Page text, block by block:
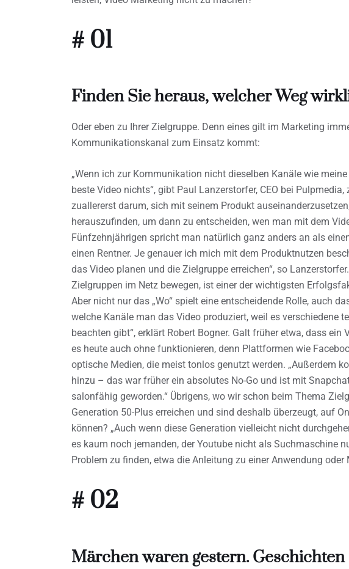
# 01
Finden Sie heraus, welcher Weg
Oder eben zu Ihrer Zielgruppe. Denn eines gilt im Marketing
Kommunikationskanal zum Einsatz kommt:
„Wenn ich zur Kommunikation nicht dieselben Kanäle wie
beste Video nichts“, gibt Paul Lanzerstorfer, CEO bei Pulpmedia,
zuallererst darum, sich mit seinem Produkt
herauszufinden, um dann zu entscheiden, wen man mit dem
Fünfzehnjährigen spricht man natürlich ganz anders an als
einen Rentner. Je genauer ich mich mit dem Produktnutzen
das Video planen und die Zielgruppe erreichen“, so
Zielgruppen im Netz bewegen, ist einer der wichtigsten
Aber nicht nur das „Wo“ spielt eine entscheidende Rolle, auch
welche Kanäle man das Video produziert, weil es verschiedene
beachten gibt“, erklärt Robert Bogner. Galt früher etwa, dass
es heute auch ohne funktionieren, denn Plattformen wie
optische Medien, die meist tonlos genutzt werden. „Außerdem
hinzu – das war früher ein absolutes No-Go und ist mit
salonfähig geworden.“ Übrigens, wo wir schon beim Thema
Generation 50-Plus erreichen und sind deshalb überzeugt, auf
können? „Auch wenn diese Generation vielleicht nicht
es kaum noch jemanden, der Youtube nicht als Suchmaschine
Problem zu finden, etwa die Anleitung zu einer Anwendung oder
# 02
Märchen waren gestern. Geschichten